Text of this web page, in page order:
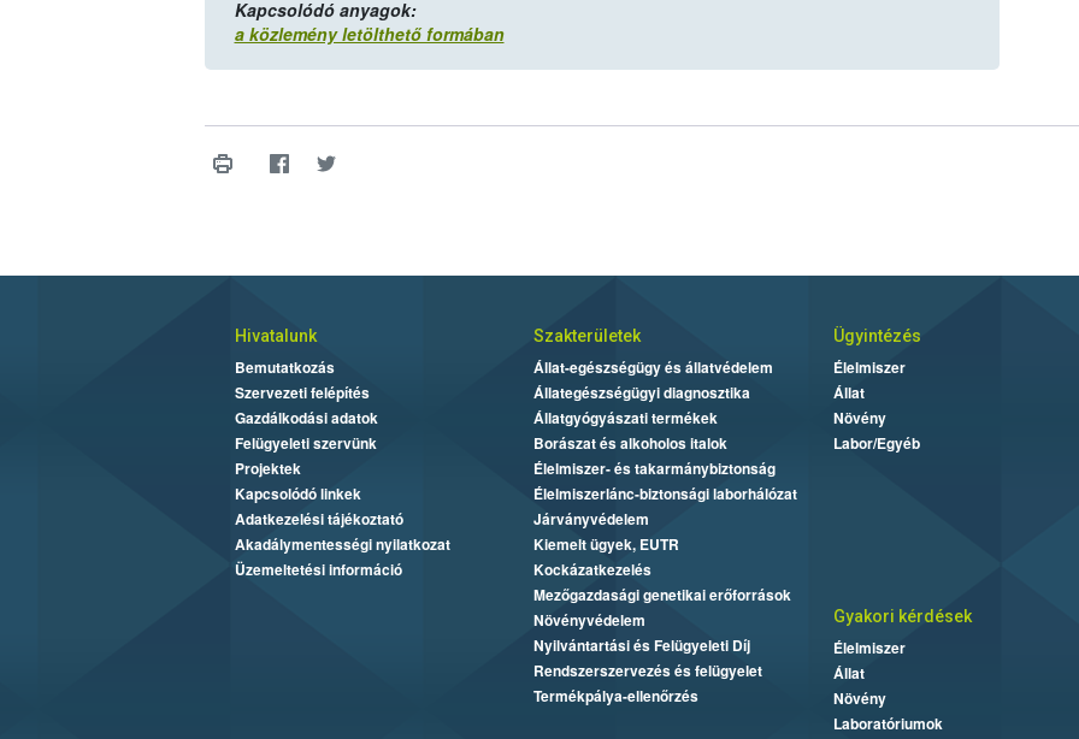
Kapcsolódó anyagok:
a közlemény letölthető formában
Hivatalunk
Bemutatkozás
Szervezeti felépítés
Gazdálkodási adatok
Felügyeleti szervünk
Projektek
Kapcsolódó linkek
Adatkezelési tájékoztató
Akadálymentességi nyilatkozat
Üzemeltetési információ
Szakterületek
Állat-egészségügy és állatvédelem
Állategészségügyi diagnosztika
Állatgyógyászati termékek
Borászat és alkoholos italok
Élelmiszer- és takarmánybiztonság
Élelmiszerlánc-biztonsági laborhálózat
Járványvédelem
Kiemelt ügyek, EUTR
Kockázatkezelés
Mezőgazdasági genetikai erőforrások
Növényvédelem
Nyilvántartási és Felügyeleti Díj
Rendszerszervezés és felügyelet
Termékpálya-ellenőrzés
Ügyintézés
Élelmiszer
Állat
Növény
Labor/Egyéb
Gyakori kérdések
Élelmiszer
Állat
Növény
Laboratóriumok